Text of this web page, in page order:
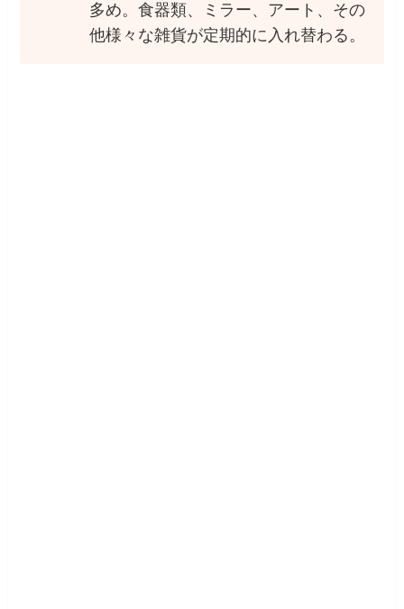
多め。食器類、ミラー、アート、その
他様々な雑貨が定期的に入れ替わる。